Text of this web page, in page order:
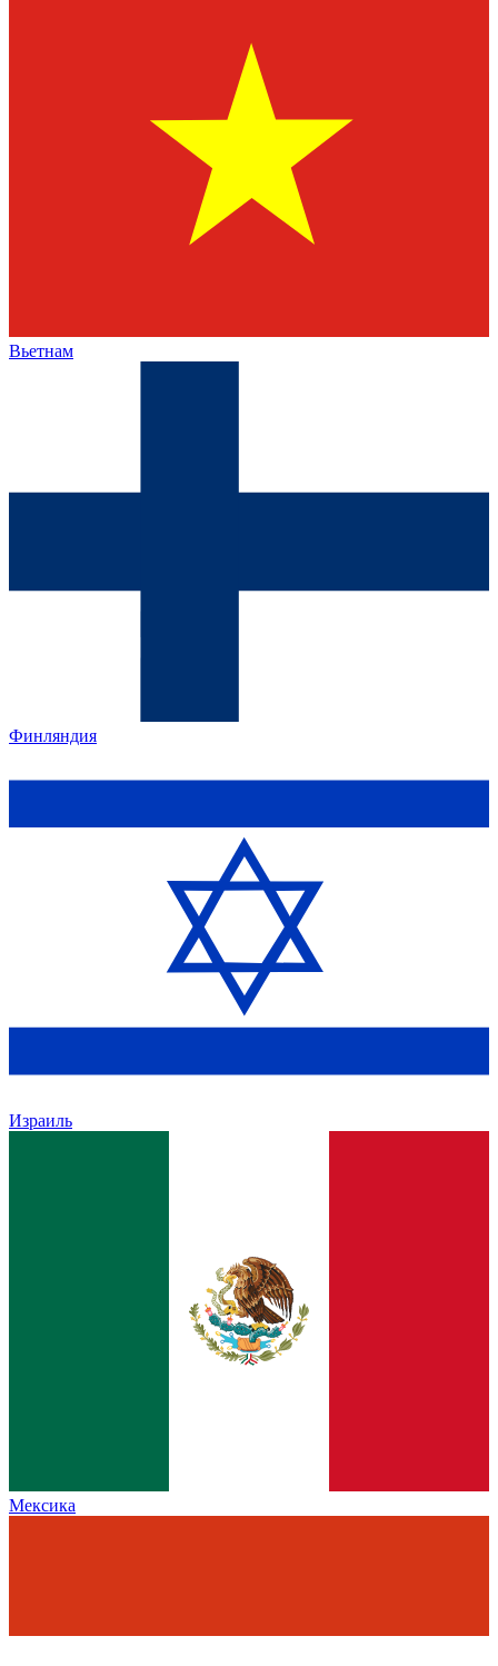
Вьетнам
Финляндия
Израиль
Мексика